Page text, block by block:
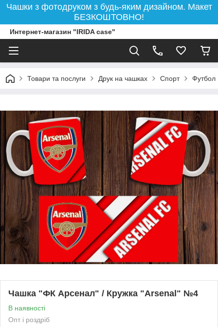
Чашки з фотодруком з будь-яким дизайном. Макет
БЕЗКОШТОВНО!
Интернет-магазин "IRIDA case"
Товари та послуги Друк на чашках Спорт Футбол
Чашка "ФК Арсенал" / Кружка "Arsenal" №4
В наявності
Опт і роздріб